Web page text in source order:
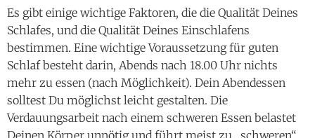
Schlaf besteht darin, Abends nach 18.00 Uhr nichts
mehr zu essen (nach Möglichkeit). Dein Abendessen
solltest Du möglichst leicht gestalten. Die
Verdauungsarbeit nach einem schweren Essen belastet
Deinen Körper unnötig und führt meist zu „schweren“
Träumen.
Es gelingt allerdings auch mir nicht, mich dauerhaft an